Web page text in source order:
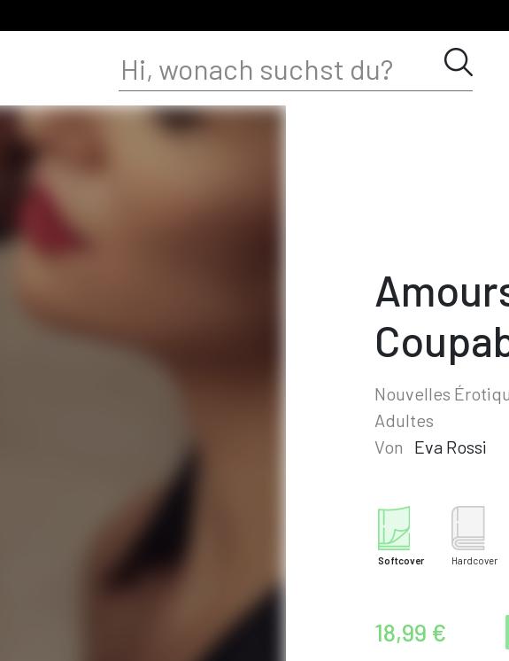
Nouvelles
Adultes
Von
Eva Rossi
Softcover Hardcover
18,99 €